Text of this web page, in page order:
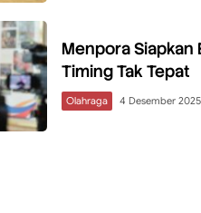
Menpora Siapkan
Timing Tak Tepat
Olahraga 4 Desember 2025